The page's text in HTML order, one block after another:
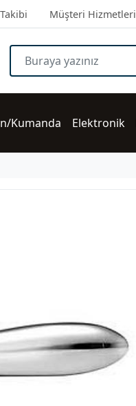
Müşteri Hizmetleri
Kumanda Elektronik